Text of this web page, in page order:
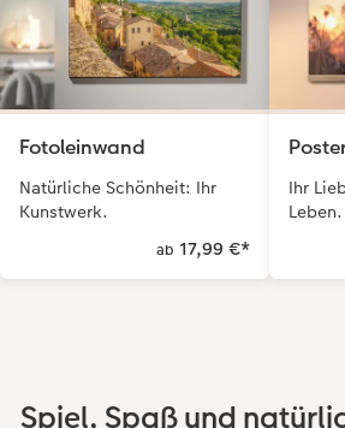
Fotoleinwand
Natürliche Schönheit: Ihr
Kunstwerk.
ab 17,99 €*
Ihr
Leben.
Spiel, Spaß und